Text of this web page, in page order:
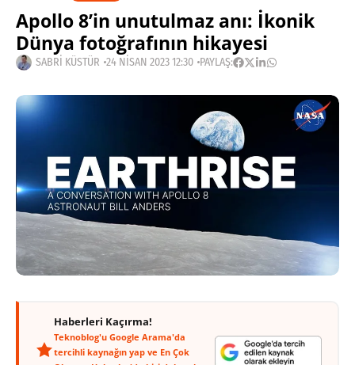
Apollo 8’in unutulmaz anı: İkonik
Dünya fotoğrafının hikayesi
SABRI KÜSTÜR 24 NISAN 2023 12:30 PAYLAŞ:
Haberleri Kaçırma!
Teknoblog'u Google Arama'da
tercihli kaynağın yap ve En Çok